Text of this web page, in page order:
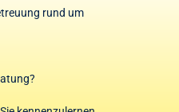
rund um